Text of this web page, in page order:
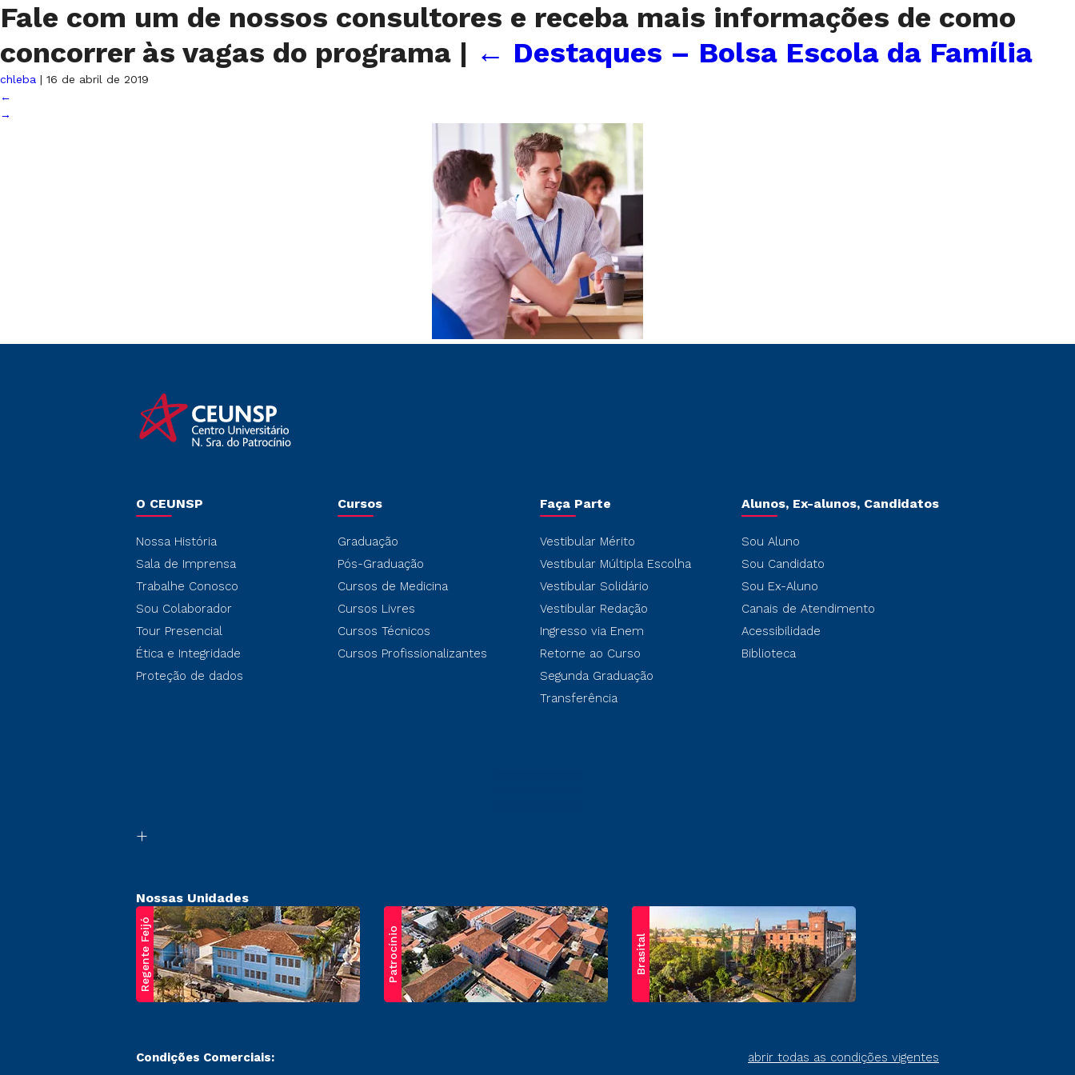
Fale com um de nossos consultores e receba mais informações de como
concorrer às vagas do programa | ← Destaques – Bolsa Escola da Família
chleba | 16 de abril de 2019
←
→
O CEUNSP
Nossa História
Sala de Imprensa
Trabalhe Conosco
Sou Colaborador
Tour Presencial
Ética e Integridade
Proteção de dados
Cursos
Graduação
Pós-Graduação
Cursos de Medicina
Cursos Livres
Cursos Técnicos
Cursos Profissionalizantes
Faça Parte
Vestibular Mérito
Vestibular Múltipla Escolha
Vestibular Solidário
Vestibular Redação
Ingresso via Enem
Retorne ao Curso
Segunda Graduação
Transferência
Alunos, Ex-alunos, Candidatos
Sou Aluno
Sou Candidato
Sou Ex-Aluno
Canais de Atendimento
Acessibilidade
Biblioteca
Nossas Unidades
Regente Feijó Patrocínio Brasital
Condições Comerciais: abrir todas as condições vigentes